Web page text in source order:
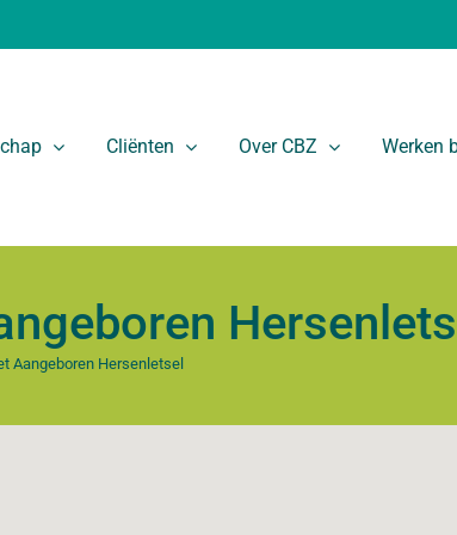
Cliënten Over CBZ Werken
Aangeboren Hersenletsel